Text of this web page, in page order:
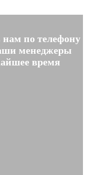
нам по телефону
менеджеры
время